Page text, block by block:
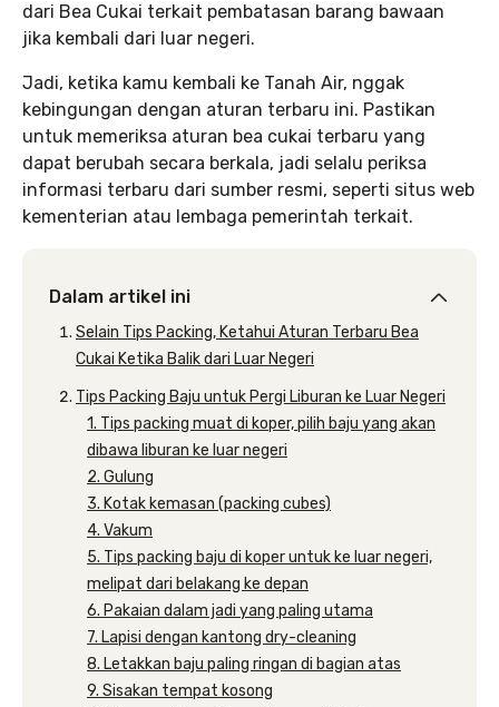
dari Bea Cukai terkait pembatasan barang bawaan
jika kembali dari luar negeri.
Jadi, ketika kamu kembali ke Tanah Air, nggak
kebingungan dengan aturan terbaru ini. Pastikan
untuk memeriksa aturan bea cukai terbaru yang
dapat berubah secara berkala, jadi selalu periksa
informasi terbaru dari sumber resmi, seperti situs web
kementerian atau lembaga pemerintah terkait.
Dalam artikel ini
Selain Tips Packing, Ketahui Aturan Terbaru Bea
Cukai Ketika Balik dari Luar Negeri
Tips Packing Baju untuk Pergi Liburan ke Luar Negeri
1. Tips packing muat di koper, pilih baju yang akan
dibawa liburan ke luar negeri
2. Gulung
3. Kotak kemasan (packing cubes)
4. Vakum
5. Tips packing baju di koper untuk ke luar negeri,
melipat dari belakang ke depan
6. Pakaian dalam jadi yang paling utama
7. Lapisi dengan kantong dry-cleaning
8. Letakkan baju paling ringan di bagian atas
9. Sisakan tempat kosong